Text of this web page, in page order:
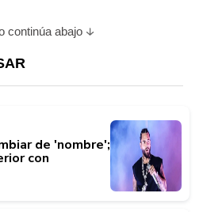
continúa abajo
de 'nombre';
con